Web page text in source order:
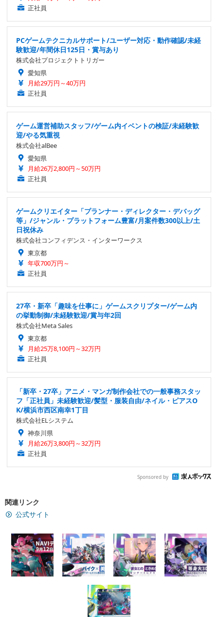
正社員
PCゲームテクニカルサポート/ユーザー対応・動作確認/未経
験歓迎/年間休日125日・賞与あり
株式会社プロジェクトトリガー
愛知県
月給29万円～40万円
正社員
ゲーム運営補助スタッフ/ゲーム内イベントの検証/未経験歓
迎/やる気重視
株式会社alBee
愛知県
月給26万2,800円～50万円
正社員
ゲームクリエイター「プランナー・ディレクター・デバッグ
等」/ジャンル・プラットフォーム豊富/月案件数300以上/土
日祝休み
株式会社コンフィデンス・インターワークス
東京都
年収700万円～
正社員
27卒・新卒「趣味を仕事に」ゲームスクリプター/ゲーム内
の挙動制御/未経験歓迎/賞与年2回
株式会社Meta Sales
東京都
月給25万8,100円～32万円
正社員
「新卒・27卒」アニメ・マンガ制作会社での一般事務スタッ
フ「正社員」未経験歓迎/髪型・服装自由/ネイル・ピアスO
K/横浜市西区南幸1丁目
株式会社ELシステム
神奈川県
月給26万3,800円～32万円
正社員
Sponsored by
関連リンク
公式サイト